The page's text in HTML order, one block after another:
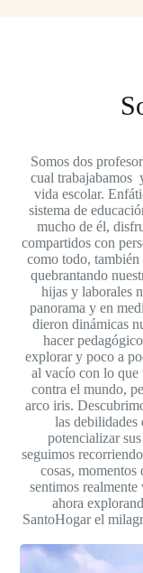
Somos dos
cual trabajabamos
vida escolar.
sistema de
mucho de él,
compartidos con
como todo, también
quebrantando
hijas y laborales
panorama y en
dieron dinámicas
hacer
explorar y poco a
al vacío con lo que
contra el mundo,
arco iris.
las
potencializar
seguimos
cosas,
sentimos
ahora
SantoHogar el